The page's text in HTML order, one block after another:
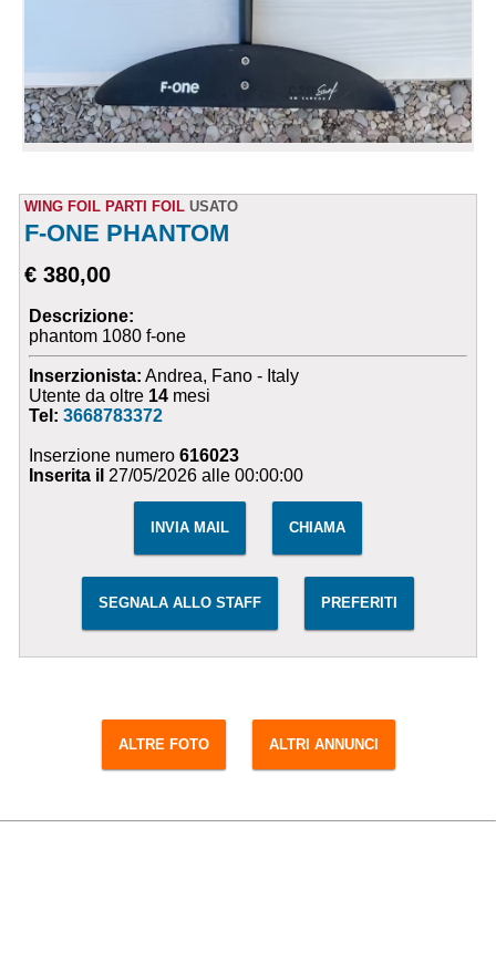
WING FOIL PARTI FOIL USATO
F-ONE PHANTOM
€ 380,00
Descrizione:
phantom 1080 f-one
Inserzionista: Andrea, Fano - Italy
Utente da oltre 14 mesi
Tel:3668783372
Inserzione numero616023
Inserita il 27/05/2026 alle 00:00:00
INVIA MAIL CHIAMA
SEGNALA ALLO STAFF PREFERITI
ALTRE FOTO ALTRI ANNUNCI